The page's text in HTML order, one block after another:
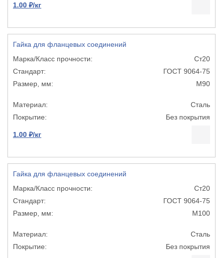
1.00 ₽/кг
Гайка для фланцевых соединений
Ст20
ГОСТ 9064-75
М90
Сталь
Без покрытия
1.00 ₽/кг
Гайка для фланцевых соединений
Ст20
ГОСТ 9064-75
М100
Сталь
Без покрытия